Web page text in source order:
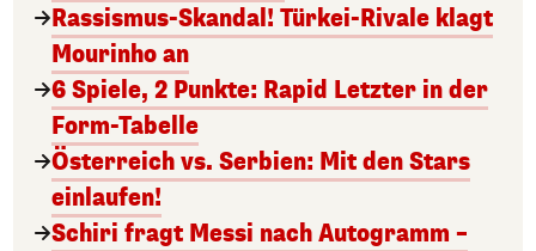
Rassismus-Skandal! Türkei-Rivale klagt
Mourinho an
6 Spiele, 2 Punkte: Rapid Letzter in der
Form-Tabelle
Österreich vs. Serbien: Mit den Stars
einlaufen!
Schiri fragt Messi nach Autogramm –